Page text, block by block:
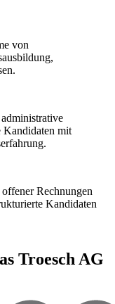
von
Kandidaten mit
Rechnungen
Kandidaten
Troesch AG